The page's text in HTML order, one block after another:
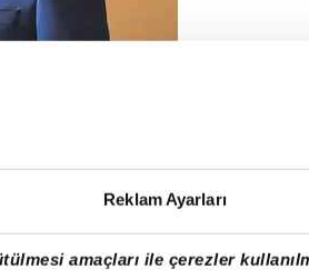
Reklam Ayarları
amaçları ile çerezler
şirketi olduğuna
ana
en geniş
öncelikli